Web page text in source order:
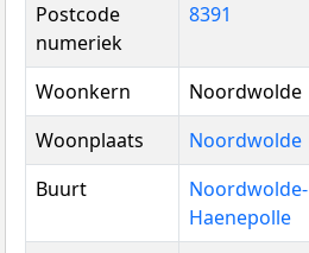
Postcode
numeriek
8391
Woonkern Noordwolde
Woonplaats
Noordwolde
Buurt
Noordwolde-
Haenepolle